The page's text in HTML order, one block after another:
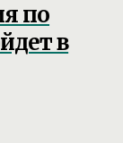
по
в